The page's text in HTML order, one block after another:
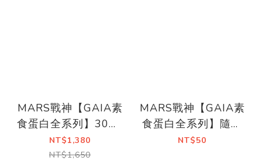
MARS戰神【GAIA素
食蛋白全系列】30包/
箱 | 七種風味
NT$1,380
NT$1,650
MARS戰神【GAIA素
食蛋白全系列】隨手
包|七種風味
NT$50